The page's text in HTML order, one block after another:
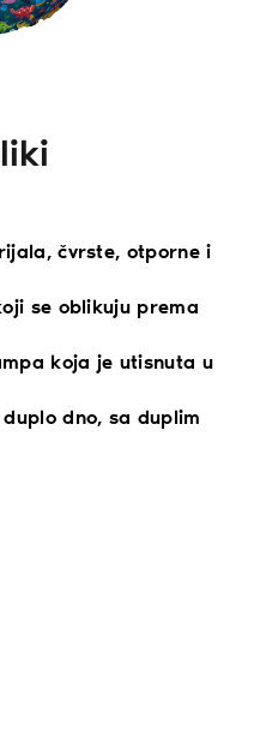
čvrste, otporne i
se oblikuju prema
koja je utisnuta u
dno, sa duplim